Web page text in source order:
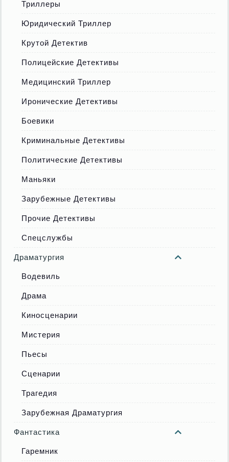
Триллеры
Юридический Триллер
Крутой Детектив
Полицейские Детективы
Медицинский Триллер
Иронические Детективы
Боевики
Криминальные Детективы
Политические Детективы
Маньяки
Зарубежные Детективы
Прочие Детективы
Спецслужбы
Драматургия
Водевиль
Драма
Киносценарии
Мистерия
Пьесы
Сценарии
Трагедия
Зарубежная Драматургия
Фантастика
Гаремник